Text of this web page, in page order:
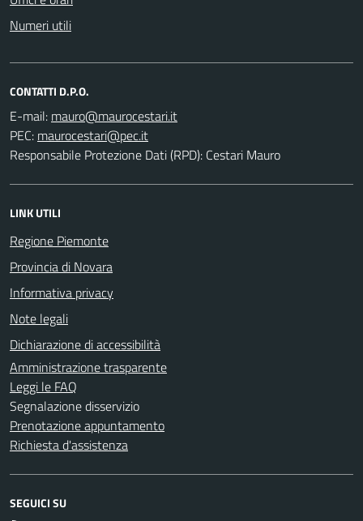
Numeri utili
CONTATTI D.P.O.
E-mail:
PEC:
Responsabile Protezione Dati (RPD): Cestari Mauro
LINK UTILI
Regione Piemonte
Provincia di Novara
Informativa privacy
Note legali
Dichiarazione di accessibilità
Amministrazione trasparente
Leggi le FAQ
Segnalazione disservizio
Prenotazione appuntamento
Richiesta d'assistenza
SEGUICI SU